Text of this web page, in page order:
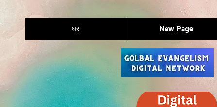
घर New Page